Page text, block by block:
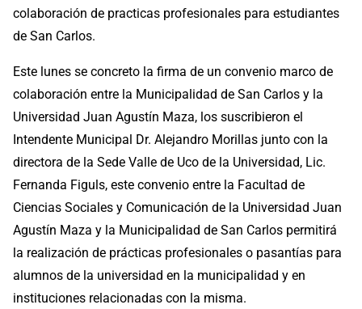
colaboración de practicas profesionales para estudiantes
de San Carlos.
Este lunes se concreto la firma de un convenio marco de
colaboración entre la Municipalidad de San Carlos y la
Universidad Juan Agustín Maza, los suscribieron el
Intendente Municipal Dr. Alejandro Morillas junto con la
directora de la Sede Valle de Uco de la Universidad, Lic.
Fernanda Figuls, este convenio entre la Facultad de
Ciencias Sociales y Comunicación de la Universidad Juan
Agustín Maza y la Municipalidad de San Carlos permitirá
la realización de prácticas profesionales o pasantías para
alumnos de la universidad en la municipalidad y en
instituciones relacionadas con la misma.